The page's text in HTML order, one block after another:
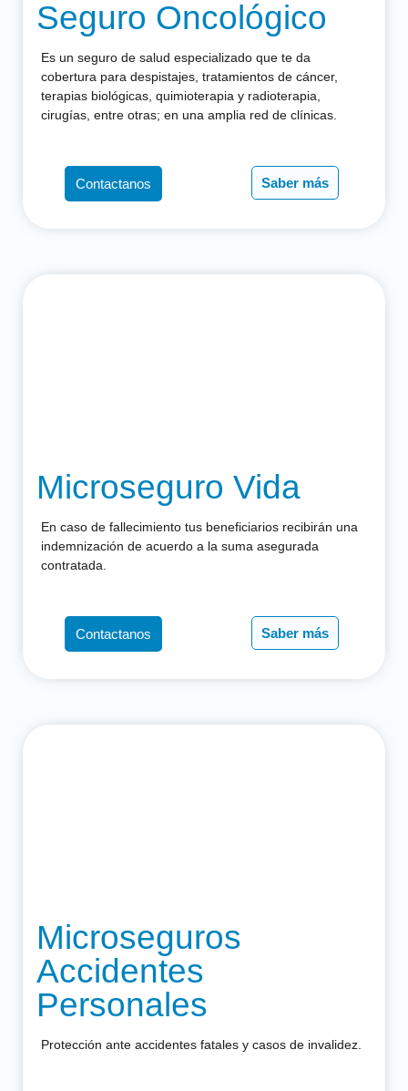
Seguro Oncológico
Es un seguro de salud especializado que te da
cobertura para despistajes, tratamientos de cáncer,
terapias biológicas, quimioterapia y radioterapia,
cirugías, entre otras; en una amplia red de clínicas.
Contactanos Saber más
Microseguro Vida
En caso de fallecimiento tus beneficiarios recibirán una
indemnización de acuerdo a la suma asegurada
contratada.
Contactanos Saber más
Microseguros
Accidentes
Personales
Protección ante accidentes fatales y casos de invalidez.